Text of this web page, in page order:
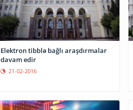
Elektron tibblə bağlı araşdırmalar
davam edir
21-02-2016